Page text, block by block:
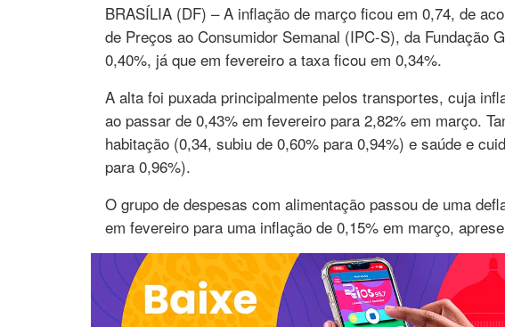
BRASÍLIA (DF) – A inflação de março ficou em 0,74, de
de Preços ao Consumidor Semanal (IPC-S), da Fundação
0,40%, já que em fevereiro a taxa ficou em 0,34%.
A alta foi puxada principalmente pelos transportes, cuja
ao passar de 0,43% em fevereiro para 2,82% em março.
habitação (0,34, subiu de 0,60% para 0,94%) e saúde e
para 0,96%).
O grupo de despesas com alimentação passou de uma
em fevereiro para uma inflação de 0,15% em março,